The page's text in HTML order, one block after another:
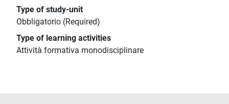
Type of study-unit
Obbligatorio (Required)
Type of learning activities
Attività formativa monodisciplinare